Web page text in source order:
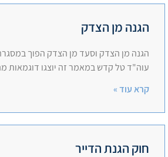
הגנה מן הצדק
הגנה מן הצדק וסעד מן הצדק הפוך
עוה"ד טל קדש במאמר זה יוצגו דוגמאות
קרא עוד »
חוק הגנת הדייר